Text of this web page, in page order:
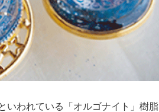
いわれている「オルゴナイト」樹脂